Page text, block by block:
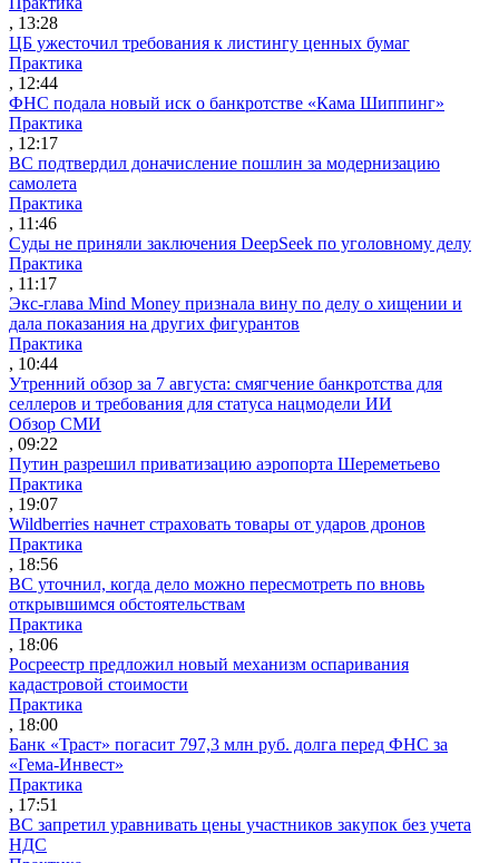
, 13:28
ЦБ ужесточил требования к листингу ценных бумаг
Практика
, 12:44
ФНС подала новый иск о банкротстве «Кама Шиппинг»
Практика
, 12:17
ВС подтвердил доначисление пошлин за модернизацию
самолета
Практика
, 11:46
Суды не приняли заключения DeepSeek по уголовному делу
Практика
, 11:17
Экс-глава Mind Money признала вину по делу о хищении и
дала показания на других фигурантов
Практика
, 10:44
Утренний обзор за 7 августа: смягчение банкротства для
селлеров и требования для статуса нацмодели ИИ
Обзор СМИ
, 09:22
Путин разрешил приватизацию аэропорта Шереметьево
Практика
, 19:07
Wildberries начнет страховать товары от ударов дронов
Практика
, 18:56
ВС уточнил, когда дело можно пересмотреть по вновь
открывшимся обстоятельствам
Практика
, 18:06
Росреестр предложил новый механизм оспаривания
кадастровой стоимости
Практика
, 18:00
Банк «Траст» погасит 797,3 млн руб. долга перед ФНС за
«Гема-Инвест»
Практика
, 17:51
ВС запретил уравнивать цены участников закупок без учета
НДС